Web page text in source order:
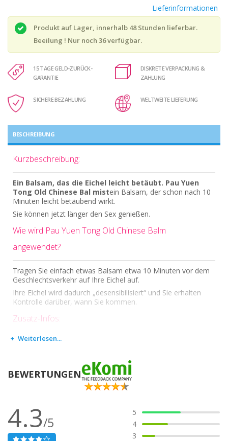
Lieferinformationen
Produkt auf Lager, innerhalb 48 Stunden lieferbar.
Beeilung ! Nur noch 36verfügbar.
15 TAGE GELD-ZURÜCK-
GARANTIE
DISKRETE VERPACKUNG &
ZAHLUNG
SICHERE BEZAHLUNG WELTWEITE LIEFERUNG
BESCHREIBUNG
Kurzbeschreibung:
Ein Balsam, das die Eichel leicht betäubt. Pau Yuen
Tong Old Chinese Bal mistein Balsam, der schon nach 10
Minuten leicht betäubend wirkt.
Sie können jetzt länger den Sex genießen.
Wie wird Pau Yuen Tong Old Chinese Balm
angewendet?
Tragen Sie einfach etwas Balsam etwa 10 Minuten vor dem
Geschlechtsverkehr auf Ihre Eichel auf.
Ihre Eichel wird dadurch „desensibilisiert“ und Sie erhalten
Kontrolle darüber, wann Sie kommen.
Zusatz-Infos:
Dieses Produkt ist kein Medikament.
Eigenschaften, was Krankheiten anbelangt.
Testen Sie das Produkt vor der ersten Verwendung an einer
kleinen Stelle am Unterarm, um so eine mögliche allergische
Hergestellt in: UK
Weiterlesen...
BEWERTUNGEN
4.3/5
5
4
3